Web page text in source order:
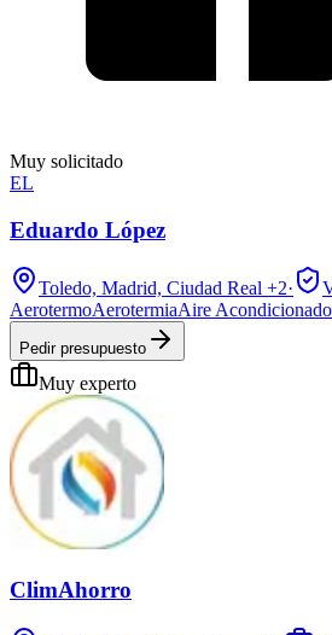
Muy solicitado
EL
Eduardo López
Toledo, Madrid, Ciudad Real +2·
AerotermoAerotermiaAire Acondicionado
Pedir presupuesto
Muy experto
ClimAhorro